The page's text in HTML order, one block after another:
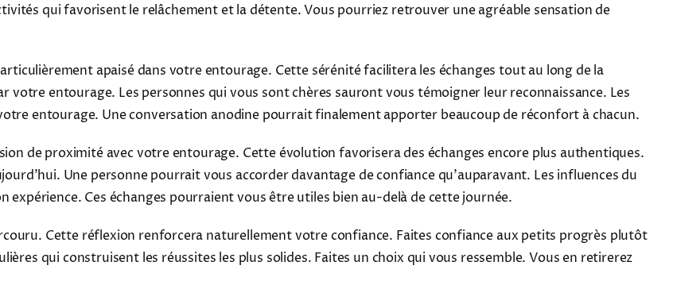
qui favorisent le relâchement et la détente. Vous pourriez retrouver une agréable sensation de
apaisé dans votre entourage. Cette sérénité facilitera les échanges tout au long de la
entourage. Les personnes qui vous sont chères sauront vous témoigner leur reconnaissance. Les
entourage. Une conversation anodine pourrait finalement apporter beaucoup de réconfort à chacun.
de proximité avec votre entourage. Cette évolution favorisera des échanges encore plus authentiques.
Une personne pourrait vous accorder davantage de confiance qu'auparavant. Les influences du
Ces échanges pourraient vous être utiles bien au-delà de cette journée.
Cette réflexion renforcera naturellement votre confiance. Faites confiance aux petits progrès plutôt
qui construisent les réussites les plus solides. Faites un choix qui vous ressemble. Vous en retirerez